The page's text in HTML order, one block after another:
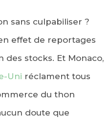
sans culpabiliser ?
effet de reportages
des stocks. Et Monaco,
Uni réclament tous
du thon
doute que